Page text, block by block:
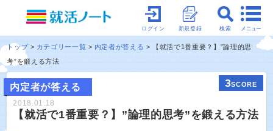
メニュー
検索
新規登録
ログイン
トップ カテゴリー一覧 内定者が答える
【就活で1番重要？】”論理的思
考”を鍛える方法
内定者が答える 3SCORE
2018.01.18
【就活で1番重要？】”論理的思考”を鍛える方法